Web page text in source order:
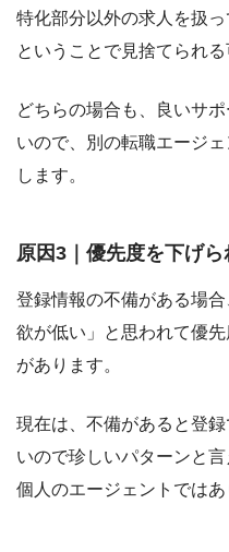
特化部分以外の求人を扱っ
ということで見捨てられる
どちらの場合も、
良いサ
いので、別の転職エージ
します。
原因3｜優先度を下げら
登録情報の不備がある場合
欲が低い」と思われて優
があります。
現在は、 不備があると登
いので珍しいパターンと
個人のエージェントではあ